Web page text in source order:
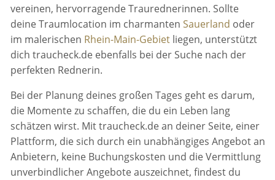
vereinen, hervorragende Traurednerinnen. Sollte
deine Traumlocation im charmantenSauerland oder
im malerischen Rhein-Main-Gebiet liegen, unterstützt
dich traucheck.de ebenfalls bei der Suche nach der
perfekten Rednerin.
Bei der Planung deines großen Tages geht es darum,
die Momente zu schaffen, die du ein Leben lang
schätzen wirst. Mit traucheck.de an deiner Seite, einer
Plattform, die sich durch ein unabhängiges Angebot an
Anbietern, keine Buchungskosten und die Vermittlung
unverbindlicher Angebote auszeichnet, findest du